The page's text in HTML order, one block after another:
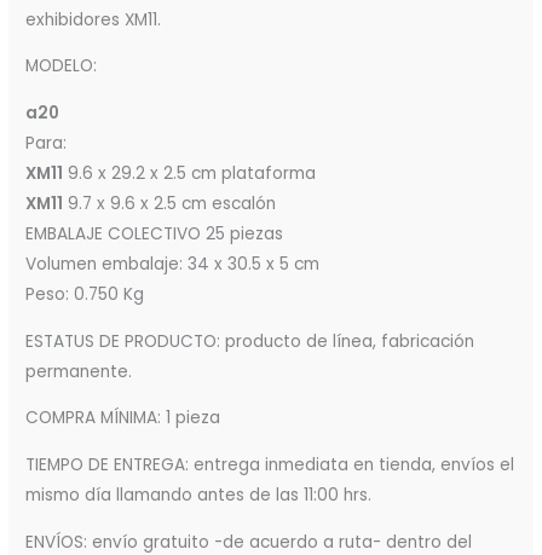
exhibidores XM11.
MODELO:
a20
Para:
XM11 9.6 x 29.2 x 2.5 cm plataforma
XM11 9.7 x 9.6 x 2.5 cm escalón
EMBALAJE COLECTIVO 25 piezas
Volumen embalaje: 34 x 30.5 x 5 cm
Peso: 0.750 Kg
ESTATUS DE PRODUCTO: producto de línea, fabricación
permanente.
COMPRA MÍNIMA: 1 pieza
TIEMPO DE ENTREGA: entrega inmediata en tienda, envíos el
mismo día llamando antes de las 11:00 hrs.
ENVÍOS: envío gratuito -de acuerdo a ruta- dentro del